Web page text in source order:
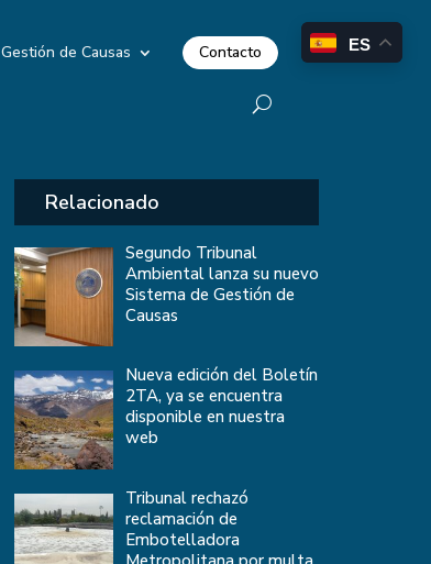
Gestión de Causas Contacto
Relacionado
Segundo Tribunal
Ambiental lanza su nuevo
Sistema de Gestión de
Causas
Nueva edición del Boletín
2TA, ya se encuentra
disponible en nuestra
web
Tribunal rechazó
reclamación de
Embotelladora
ES